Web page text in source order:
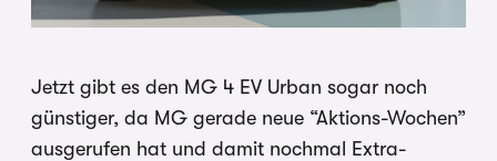
Jetzt gibt es den MG 4 EV Urban sogar noch
günstiger, da MG gerade neue “Aktions-Wochen”
ausgerufen hat und damit nochmal Extra-